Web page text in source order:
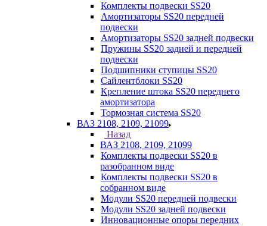
Комплекты подвески SS20
Амортизаторы SS20 передней
подвески
Амортизаторы SS20 задней подвески
Пружины SS20 задней и передней
подвески
Подшипники ступицы SS20
Сайлентблоки SS20
Крепление штока SS20 переднего
амортизатора
Тормозная система SS20
ВАЗ 2108, 2109, 21099
Назад
ВАЗ 2108, 2109, 21099
Комплекты подвески SS20 в
разобранном виде
Комплекты подвески SS20 в
собранном виде
Модули SS20 передней подвески
Модули SS20 задней подвески
Инновационные опоры передних